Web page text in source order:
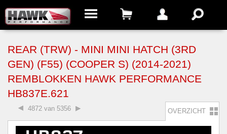
REAR (TRW) - MINI MINI HATCH (3RD
GEN) (F55) (COOPER S) (2014-2021)
REMBLOKKEN HAWK PERFORMANCE
HB837E.621
4872 van 5356 OVERZICHT